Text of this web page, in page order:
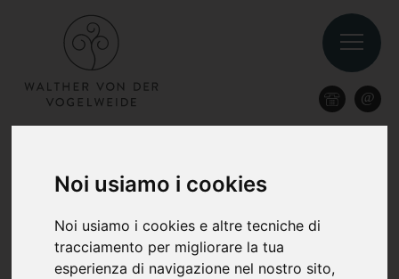
Noi usiamo i cookies
Noi usiamo i cookies e altre tecniche di
tracciamento per migliorare la tua
esperienza di navigazione nel nostro sito,
PREZZI E INFORMAZIONI
INFORMAZIONI
IMPORTANTI A COLPO